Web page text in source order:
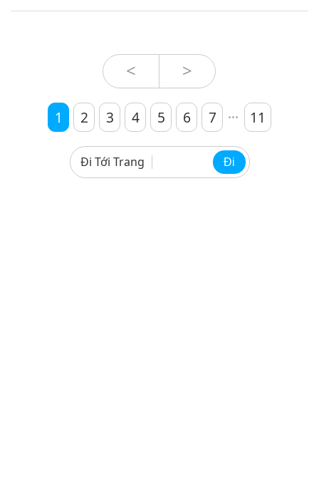
động vật cần lượng nước đặc biệt
lớn. Để có một lít sữa, cần tới
khoảng 1.000 lít nước. Để có một
nước. Và một
< >
1 2 3 4 5 6 7 ... 11
Đi Tới Trang Đi